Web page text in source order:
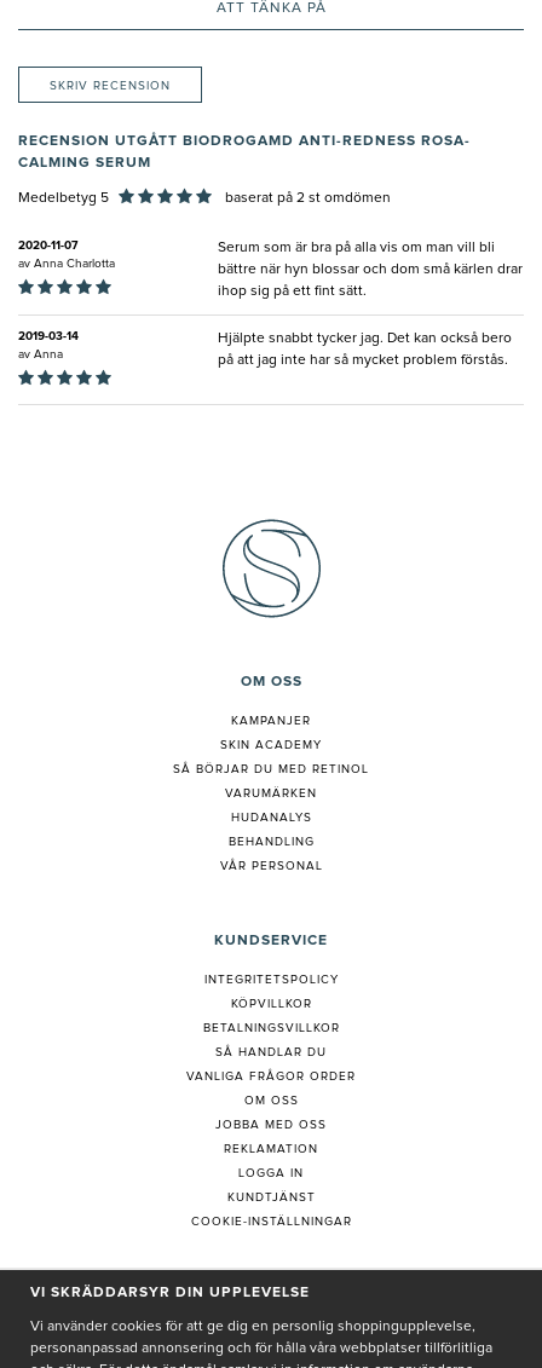
ATT TÄNKA PÅ
SKRIV RECENSION
RECENSION UTGÅTT BIODROGAMD ANTI-REDNESS ROSA-
CALMING SERUM
Medelbetyg 5 baserat på 2 st omdömen
2020-11-07
av Anna Charlotta
Serum som är bra på alla vis om man vill bli
bättre när hyn blossar och dom små kärlen drar
ihop sig på ett fint sätt.
2019-03-14
av Anna
Hjälpte snabbt tycker jag. Det kan också bero
på att jag inte har så mycket problem förstås.
OM OSS
KAMPANJER
SKIN ACADEMY
SÅ BÖRJAR DU MED RETINOL
VARUMÄRKEN
HUDANALYS
BEHANDLING
VÅR PERSONAL
KUNDSERVICE
INTEGRITETSPOLICY
KÖPVILLKOR
BETALNINGSVILLKOR
SÅ HANDLAR DU
VANLIGA FRÅGOR ORDER
OM OSS
JOBBA MED OSS
REKLAMATION
LOGGA IN
KUNDTJÄNST
COOKIE-INSTÄLLNINGAR
PRENUMERERA PÅ NYHETSBREV
VI SKRÄDDARSYR DIN UPPLEVELSE
Vi använder cookies för att ge dig en personlig shoppingupplevelse,
personanpassad annonsering och för hålla våra webbplatser tillförlitliga